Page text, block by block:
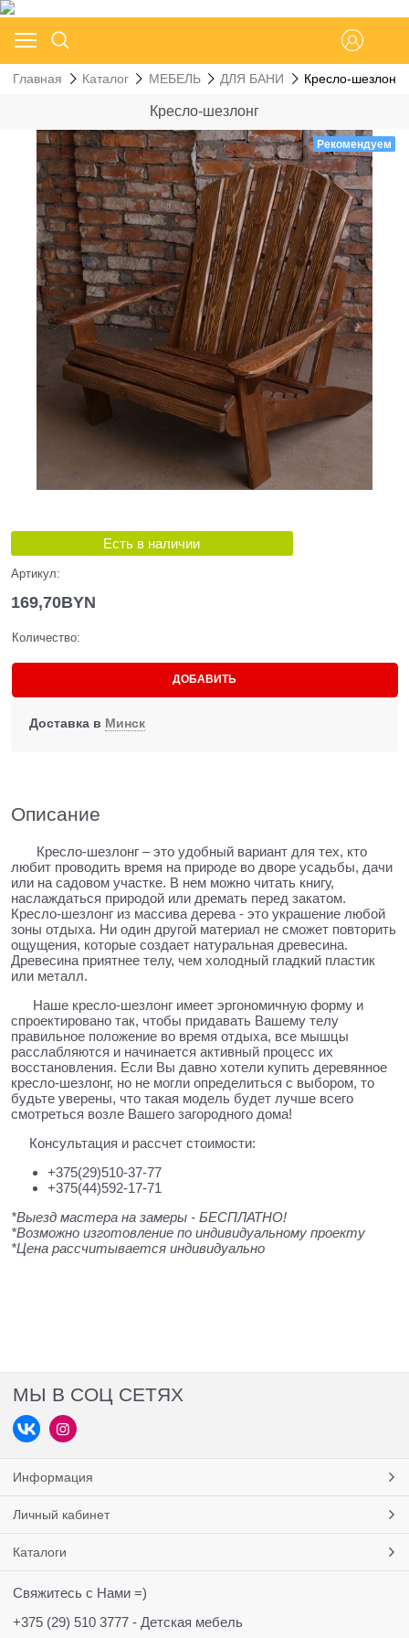
Главная Каталог МЕБЕЛЬ ДЛЯ БАНИ Кресло-шезлонг
Кресло-шезлонг
Рекомендуем
Есть в наличии
Артикул:
169,70BYN
Количество:
ДОБАВИТЬ
Доставка в Минск
Описание
Кресло-шезлонг – это удобный вариант для тех, кто
любит проводить время на природе во дворе усадьбы, дачи
или на садовом участке. В нем можно читать книгу,
наслаждаться природой или дремать перед закатом.
Кресло-шезлонг из массива дерева - это украшение любой
зоны отдыха. Ни один другой материал не сможет повторить
ощущения, которые создает натуральная древесина.
Древесина приятнее телу, чем холодный гладкий пластик
или металл.
Наше кресло-шезлонг имеет эргономичную форму и
спроектировано так, чтобы придавать Вашему телу
правильное положение во время отдыха, все мышцы
расслабляются и начинается активный процесс их
восстановления. Если Вы давно хотели купить деревянное
кресло-шезлонг, но не могли определиться с выбором, то
будьте уверены, что такая модель будет лучше всего
смотреться возле Вашего загородного дома!
Консультация и рассчет стоимости:
+375(29)510-37-77
+375(44)592-17-71
*Выезд мастера на замеры - БЕСПЛАТНО!
*Возможно изготовление по индивидуальному проекту
*Цена рассчитывается индивидуально
МЫ В СОЦ СЕТЯХ
Информация
Личный кабинет
Каталоги
Свяжитесь с Нами =)
+375 (29) 510 3777 - Детская мебель